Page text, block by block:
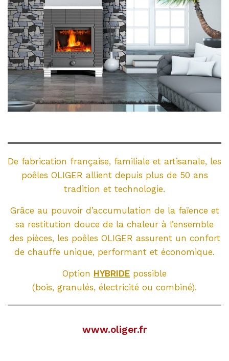
De fabrication française, familiale et artisanale, les
poêles OLIGER allient depuis plus de 50 ans
tradition et technologie.
Grâce au pouvoir d’accumulation de la faïence et
sa restitution douce de la chaleur à l’ensemble
des pièces, les poêles OLIGER assurent un confort
de chauffe unique, performant et économique.
Option HYBRIDE possible
(bois, granulés, électricité ou combiné).
www.oliger.fr